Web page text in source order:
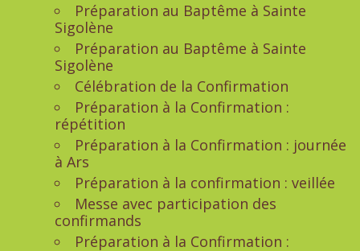
Préparation au Baptême à Sainte
Sigolène
Préparation au Baptême à Sainte
Sigolène
Célébration de la Confirmation
Préparation à la Confirmation :
répétition
Préparation à la Confirmation : journée
à Ars
Préparation à la confirmation : veillée
Messe avec participation des
confirmands
Préparation à la Confirmation :